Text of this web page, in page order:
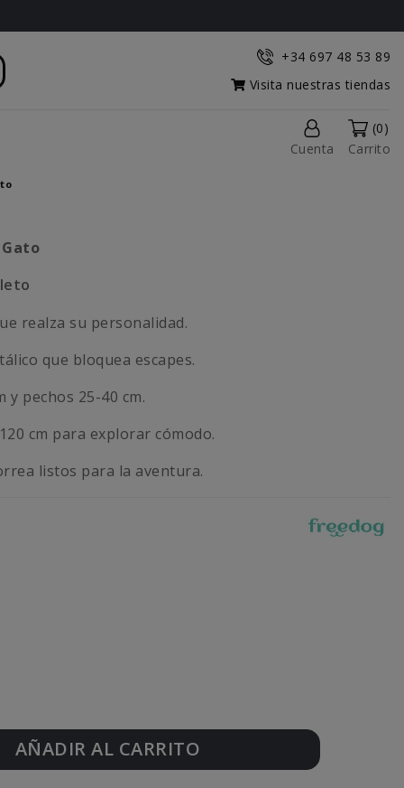
+34 697 48 53 89
Visita nuestras tiendas
Cuenta
(0)
Carrito
realza su personalidad.
que bloquea escapes.
y pechos 25-40 cm.
cm para explorar cómodo.
listos para la aventura.
AÑADIR AL CARRITO